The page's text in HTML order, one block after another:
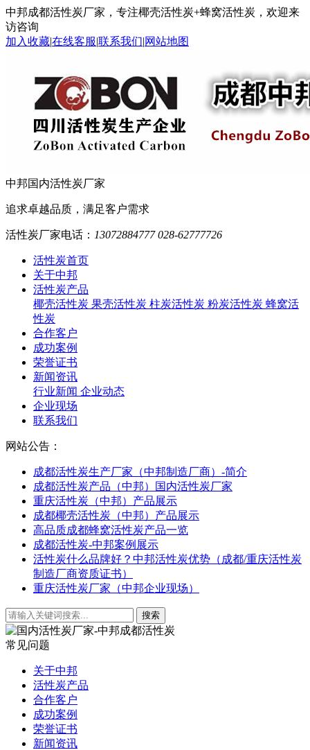
中邦成都活性炭厂家，专注椰壳活性炭+蜂窝活性炭，欢迎来
访咨询
加入收藏|在线客服|联系我们|网站地图
中邦国内活性炭厂家
追求卓越品质，满足客户需求
活性炭厂家电话： 13072884777 028-62777726
活性炭首页
关于中邦
活性炭产品
椰壳活性炭 果壳活性炭 柱炭活性炭 粉炭活性炭 蜂窝活
性炭
合作客户
成功案例
荣誉证书
新闻资讯
行业新闻 企业动态
企业现场
联系我们
网站公告：
成都活性炭生产厂家（中邦制造厂商）-简介
成都活性炭产品（中邦）国内活性炭厂家
重庆活性炭（中邦）产品展示
成都椰壳活性炭（中邦）产品展示
高品质成都蜂窝活性炭产品一览
成都活性炭-中邦案例展示
活性炭什么品牌好？中邦活性炭优势（成都/重庆活性炭
制造厂商资质证书）
重庆活性炭厂家（中邦企业现场）
常见问题
关于中邦
活性炭产品
合作客户
成功案例
荣誉证书
新闻资讯